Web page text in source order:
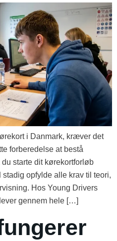
i Danmark, kræver det
forberedelse at bestå
starte dit kørekortforløb
opfylde alle krav til teori,
Hos Young Drivers
gennem hele […]